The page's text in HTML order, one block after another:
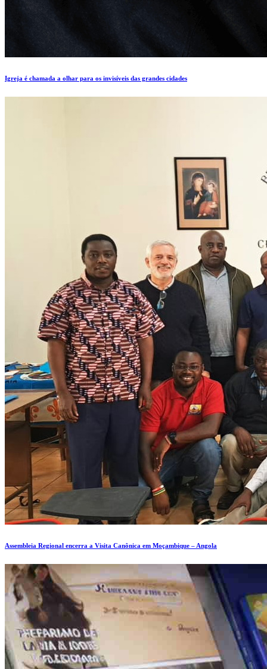
Igreja é chamada a olhar para os invisíveis das grandes cidades
Assembleia Regional encerra a Visita Canônica em Moçambique – Angola